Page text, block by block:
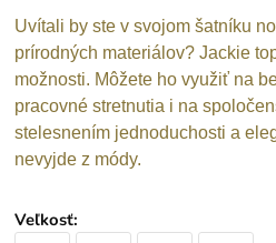
Uvítali by ste v svojom šatníku
prírodných materiálov? Jackie
možnosti. Môžete ho využiť na
pracovné stretnutia i na
stelesnením jednoduchosti a
nevyjde z módy.
Veľkosť: